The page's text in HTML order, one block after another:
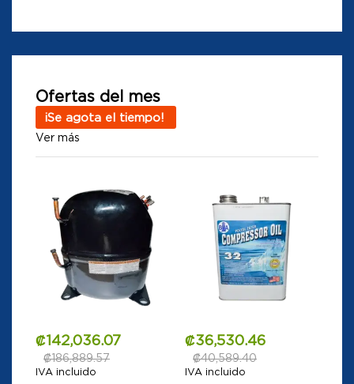
Ofertas del mes
¡Se agota el tiempo!
Ver más
₡142,036.07
₡186,889.57
IVA incluido
₡36,530.46
₡40,589.40
IVA incluido